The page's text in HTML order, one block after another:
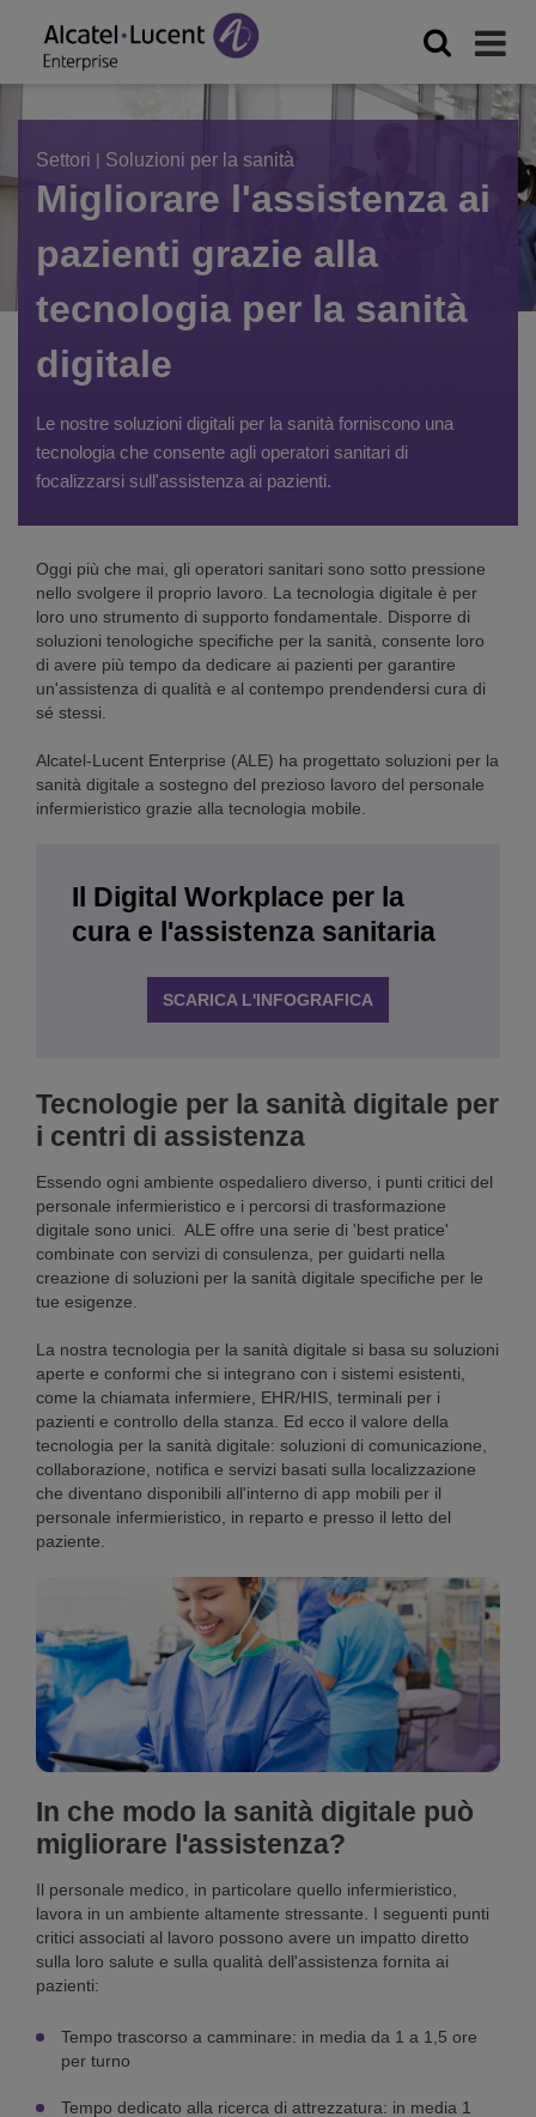
Settori | Soluzioni per la sanità
Migliorare l'assistenza ai
pazienti grazie alla
tecnologia per la sanità
digitale
Le nostre soluzioni digitali per la sanità forniscono una
tecnologia che consente agli operatori sanitari di
focalizzarsi sull'assistenza ai pazienti.
Oggi più che mai, gli operatori sanitari sono sotto pressione
nello svolgere il proprio lavoro. La tecnologia digitale è per
loro uno strumento di supporto fondamentale. Disporre di
soluzioni tenologiche specifiche per la sanità, consente loro
di avere più tempo da dedicare ai pazienti per garantire
un'assistenza di qualità e al contempo prendendersi cura di
sé stessi.
Alcatel-Lucent Enterprise (ALE) ha progettato soluzioni per la
sanità digitale a sostegno del prezioso lavoro del personale
infermieristico grazie alla tecnologia mobile.
Il Digital Workplace per la
cura e l'assistenza sanitaria
SCARICA L'INFOGRAFICA
Tecnologie per la sanità digitale per
i centri di assistenza
Essendo ogni ambiente ospedaliero diverso, i punti critici del
personale infermieristico e i percorsi di trasformazione
digitale sono unici. ALE offre una serie di 'best pratice'
combinate con servizi di consulenza, per guidarti nella
creazione di soluzioni per la sanità digitale specifiche per le
tue esigenze.
La nostra tecnologia per la sanità digitale si basa su soluzioni
aperte e conformi che si integrano con i sistemi esistenti,
come la chiamata infermiere, EHR/HIS, terminali per i
pazienti e controllo della stanza. Ed ecco il valore della
tecnologia per la sanità digitale: soluzioni di comunicazione,
collaborazione, notifica e servizi basati sulla localizzazione
che diventano disponibili all'interno di app mobili per il
personale infermieristico, in reparto e presso il letto del
paziente.
In che modo la sanità digitale può
migliorare l'assistenza?
Il personale medico, in particolare quello infermieristico,
lavora in un ambiente altamente stressante. I seguenti punti
critici associati al lavoro possono avere un impatto diretto
sulla loro salute e sulla qualità dell'assistenza fornita ai
pazienti:
Tempo trascorso a camminare: in media da 1 a 1,5 ore
per turno
Tempo dedicato alla ricerca di attrezzatura: in media 1